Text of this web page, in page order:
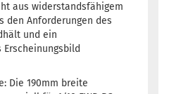
aus widerstandsfähigem
den Anforderungen des
und ein
Die 190mm breite